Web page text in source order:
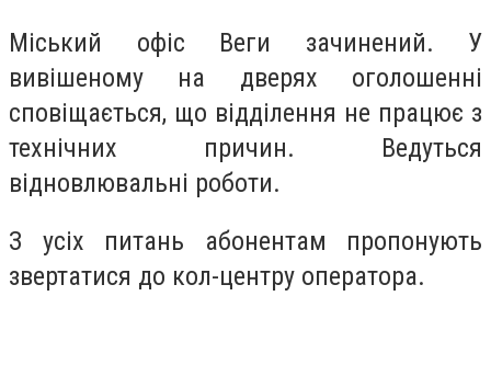
Міський офіс Веги зачинений. У
вивішеному на дверях оголошенні
сповіщається, що відділення не працює з
технічних причин. Ведуться
відновлювальні роботи.
З усіх питань абонентам пропонують
звертатися до кол-центру оператора.